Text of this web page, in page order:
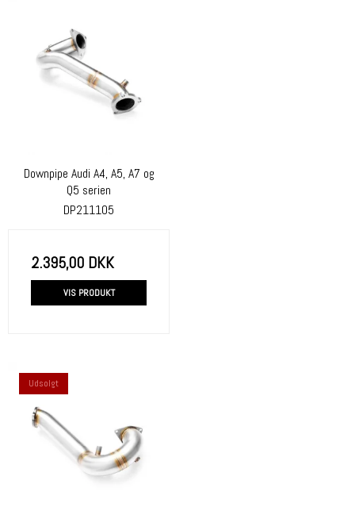
Downpipe Audi A4, A5, A7 og
Q5 serien
DP211105
2.395,00 DKK
VIS PRODUKT
Udsolgt